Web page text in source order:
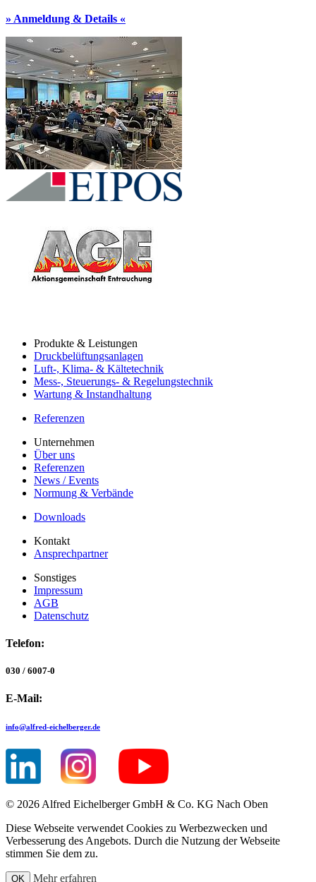
» Anmeldung & Details «
Produkte & Leistungen
Druckbelüftungsanlagen
Luft-, Klima- & Kältetechnik
Mess-, Steuerungs- & Regelungstechnik
Wartung & Instandhaltung
Referenzen
Unternehmen
Über uns
Referenzen
News / Events
Normung & Verbände
Downloads
Kontakt
Ansprechpartner
Sonstiges
Impressum
AGB
Datenschutz
Telefon:
030 / 6007-0
E-Mail:
info@alfred-eichelberger.de
© 2026 Alfred Eichelberger GmbH & Co. KG Nach Oben
Diese Webseite verwendet Cookies zu Werbezwecken und
Verbesserung des Angebots. Durch die Nutzung der Webseite
stimmen Sie dem zu.
OK Mehr erfahren